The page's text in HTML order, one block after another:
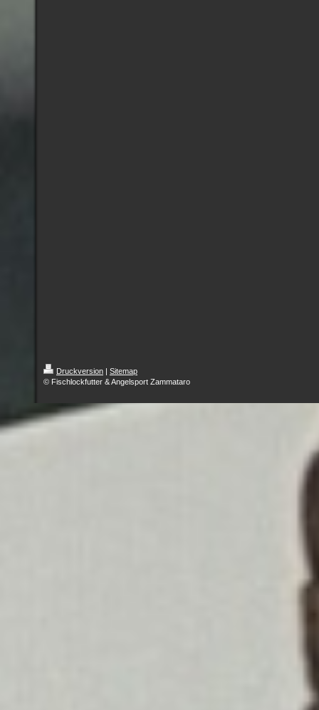
Druckversion | Sitemap
© Fischlockfutter & Angelsport Zammataro